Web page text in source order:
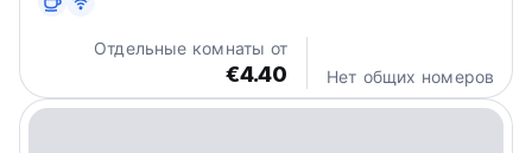
серфинга, поездки для подводного плавания, пешие
туры и культурные туры в близлежащие деревни.
Отдельные комнаты от
€4.40 Нет общих номеров